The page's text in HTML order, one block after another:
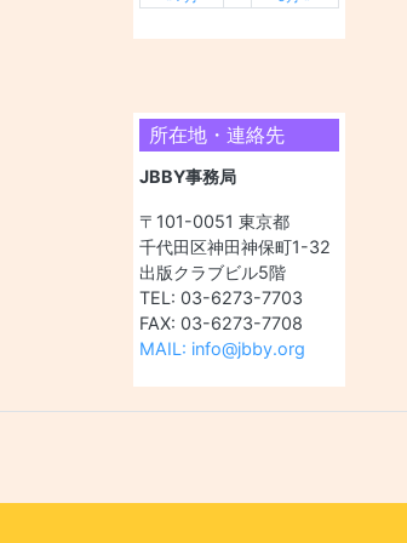
所在地・連絡先
JBBY事務局
〒101-0051 東京都
千代田区神田神保町1-32
出版クラブビル5階
TEL: 03-6273-7703
FAX: 03-6273-7708
MAIL: info@jbby.org